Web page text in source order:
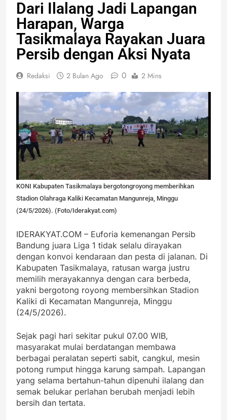
Dari Ilalang Jadi Lapangan
Harapan, Warga
Tasikmalaya Rayakan Juara
Persib dengan Aksi Nyata
Redaksi 2 Bulan Ago 0 2 Mins
KONI Kabupaten Tasikmalaya bergotongroyong memberihkan
Stadion Olahraga Kaliki Kecamatan Mangunreja, Minggu
(24/5/2026). (Foto/Iderakyat.com)
IDERAKYAT.COM – Euforia kemenangan Persib
Bandung juara Liga 1 tidak selalu dirayakan
dengan konvoi kendaraan dan pesta di jalanan. Di
Kabupaten Tasikmalaya, ratusan warga justru
memilih merayakannya dengan cara berbeda,
yakni bergotong royong membersihkan Stadion
Kaliki di Kecamatan Mangunreja, Minggu
(24/5/2026).
Sejak pagi hari sekitar pukul 07.00 WIB,
masyarakat mulai berdatangan membawa
berbagai peralatan seperti sabit, cangkul, mesin
potong rumput hingga karung sampah. Lapangan
yang selama bertahun-tahun dipenuhi ilalang dan
semak belukar perlahan berubah menjadi lebih
bersih dan tertata.